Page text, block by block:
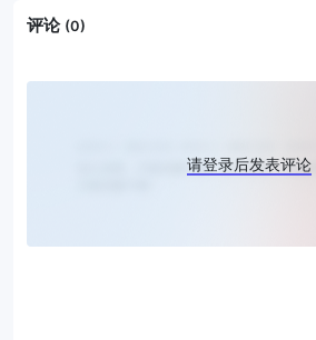
评论 (0)
请登录后发表评论